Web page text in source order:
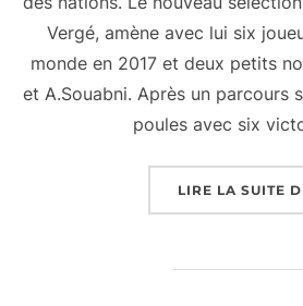
Vergé, amène avec lui six
monde en 2017 et deux petits
et A.Souabni. Après un parcours
poules avec six
LIRE LA SUITE